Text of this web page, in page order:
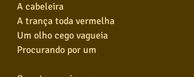
A cabeleira
A trança toda vermelha
Um olho cego vagueia
Procurando por um